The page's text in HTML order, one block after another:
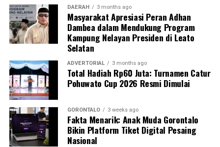
Selain skrining TBC, mahasiswa turut mendampingi
nakes Puskesmas Talaga Jaya dalam memberikan
pelayanan Cek Kesehatan Gratis (CKG), meliputi
pengukuran tekanan darah, cek kadar gula darah, dan
penapisan faktor risiko penyakit tidak menular (PTM)
sebagai upaya promotif-preventif.
Perwakilan DPL KKN-PK, Dr. dr. Vivien Novarina A.
Kasim, M.Kes., menegaskan bahwa keterlibatan
mahasiswa merupakan bentuk perwujudan Tri Dharma
Perguruan Tinggi dalam mengawal transformasi
layanan kesehatan primer.
DAERAH 3 months ago
Masyarakat Apresiasi Peran Adhan
Dambea dalam Mendukung Program
Kampung Nelayan Presiden di Leato
Selatan
ADVERTORIAL 3 months ago
Total Hadiah Rp60 Juta: Turnamen Catur
Pohuwato Cup 2026 Resmi Dimulai
GORONTALO 3 weeks ago
Fakta Menarik: Anak Muda Gorontalo
Bikin Platform Tiket Digital Pesaing
Nasional